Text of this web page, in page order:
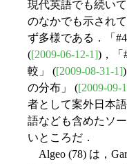
現代英語でも続いて
のなかでも示され
ず多様である．「
([2009-06-12-1])，「
較」 ([2009-08-31-1]
の分布」 ([2009-09-
者として案外日本
語なども含めたソ
いところだ．
Algeo (78) は，